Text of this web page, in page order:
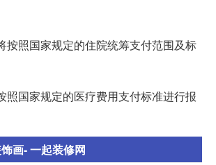
按照国家规定的住院统筹支付范围及标
照国家规定的医疗费用支付标准进行报
画- 一起装修网